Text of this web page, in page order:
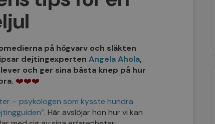
på högvarv och släkten
dejtingexperten Angela Ahola,
och ger sina bästa knep på hur
❤️❤️❤️
– psykologen som kysste hundra
. Här avslöjar hon hur vi kan